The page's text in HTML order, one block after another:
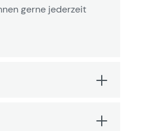
gerne jederzeit